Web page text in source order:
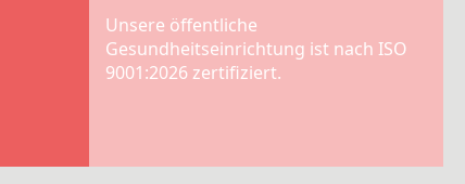
Unsere öffentliche
Gesundheitseinrichtung ist nach ISO
9001:2026 zertifiziert.